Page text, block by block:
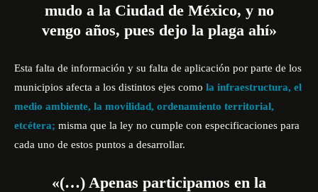
mudo a la Ciudad de México, y no
vengo años, pues dejo la plaga ahí»
Esta falta de información y su falta de aplicación por parte de los
municipios afecta a los distintos ejes como la infraestructura, el
medio ambiente, la movilidad, ordenamiento territorial,
etcétera; misma que la ley no cumple con especificaciones para
cada uno de estos puntos a desarrollar.
«(…) Apenas participamos en la